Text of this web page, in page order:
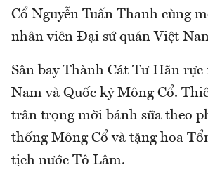
Cổ Nguyễn Tuấn Thanh cùng
nhân viên Đại sứ quán Việt
Sân bay Thành Cát Tư Hãn
Nam và Quốc kỳ Mông Cổ.
trân trọng mời bánh sữa theo
thống Mông Cổ và tặng hoa
tịch nước Tô Lâm.